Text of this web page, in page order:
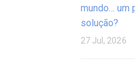
mundo… um
solução?
27 Jul, 2026